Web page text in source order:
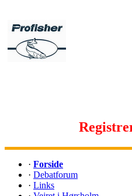
· Forside
· Debatforum
· Links